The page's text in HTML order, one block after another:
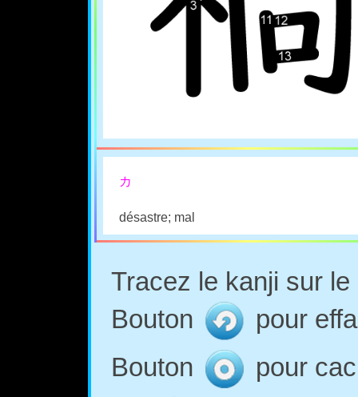
カ
désastre; mal
Tracez le kanji sur
Bouton
pour
Bouton
pour